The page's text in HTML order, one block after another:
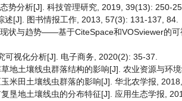
势分析[J]. 科技管理研究, 2019, 39(13): 250-
[J]. 图书情报工作, 2013, 57(3): 131-137, 84.
状与趋势——基于CiteSpace和VOSviewer的
视化分析[J]. 电子商务, 2020(2): 35-37.
地土壤线虫群落结构的影响[J]. 农业资源与环
米田土壤线虫群落的影响[J]. 华北农学报,
垦地土壤线虫的分布特征[J]. 应用生态学报,